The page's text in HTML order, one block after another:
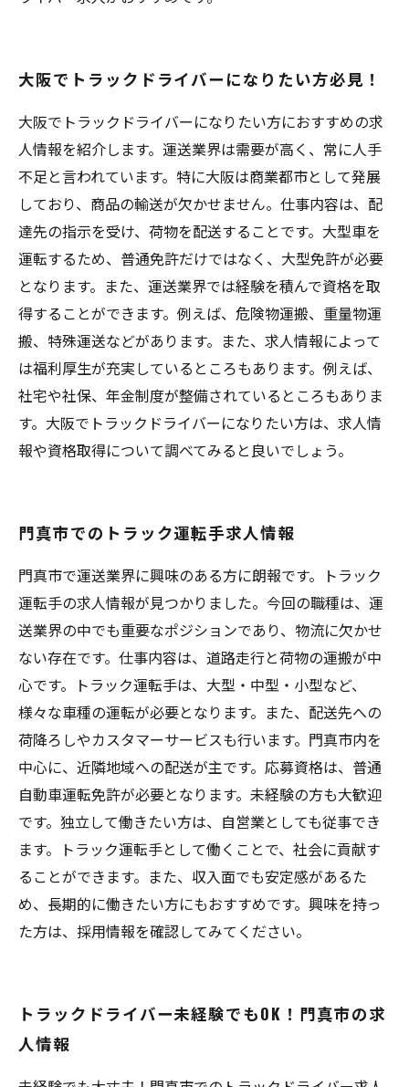
大阪でトラックドライバーになりたい方必見！
大阪でトラックドライバーになりたい方におすすめの求
人情報を紹介します。運送業界は需要が高く、常に人手
不足と言われています。特に大阪は商業都市として発展
しており、商品の輸送が欠かせません。仕事内容は、配
達先の指示を受け、荷物を配送することです。大型車を
運転するため、普通免許だけではなく、大型免許が必要
となります。また、運送業界では経験を積んで資格を取
得することができます。例えば、危険物運搬、重量物運
搬、特殊運送などがあります。また、求人情報によって
は福利厚生が充実しているところもあります。例えば、
社宅や社保、年金制度が整備されているところもありま
す。大阪でトラックドライバーになりたい方は、求人情
報や資格取得について調べてみると良いでしょう。
門真市でのトラック運転手求人情報
門真市で運送業界に興味のある方に朗報です。トラック
運転手の求人情報が見つかりました。今回の職種は、運
送業界の中でも重要なポジションであり、物流に欠かせ
ない存在です。仕事内容は、道路走行と荷物の運搬が中
心です。トラック運転手は、大型・中型・小型など、
様々な車種の運転が必要となります。また、配送先への
荷降ろしやカスタマーサービスも行います。門真市内を
中心に、近隣地域への配送が主です。応募資格は、普通
自動車運転免許が必要となります。未経験の方も大歓迎
です。独立して働きたい方は、自営業としても従事でき
ます。トラック運転手として働くことで、社会に貢献す
ることができます。また、収入面でも安定感があるた
め、長期的に働きたい方にもおすすめです。興味を持っ
た方は、採用情報を確認してみてください。
トラックドライバー未経験でもOK！門真市の求
人情報